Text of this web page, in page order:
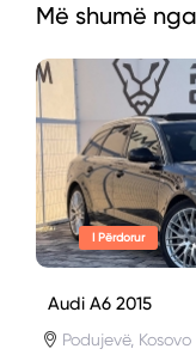
Më shumë
I Përdorur
Audi A6 2015
Podujevë, Kosovo